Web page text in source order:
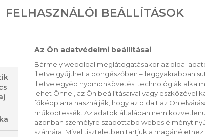
chilipelyhet is. Kissé lehűtjük. Ennek
mosogatóba, vagy egy még nagyobb
vízzel (esetleg
Amikor lehűlt, hozzáadjuk a
vagy turmixgépben simára
átpasszírozni,
eltávolítsuk az apró magokat.
FELHASZNÁLÓI BEÁLLÍTÁSOK
Az Ön adatvédelmi beállításai
Bármely weboldal meglátogatásakor az oldal
illetve gyűjthet a böngészőben – leggyakrabban
illetve egyéb nyomonkövetési technológiák
lehet Önnel, az Ön beállításaival vagy eszközével
főképp arra használják, hogy az oldalt az Ön
működtessék. Az adatok általában nem
azonban személyre szabottabb webes élményt
számára. Mivel tiszteletben tartjuk a